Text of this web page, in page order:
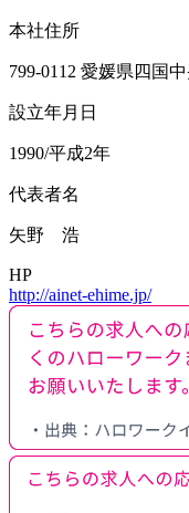
本社住所
799-0112 愛媛県四国
設立年月日
1990/平成2年
代表者名
矢野 浩
HP
http://ainet-ehime.jp/